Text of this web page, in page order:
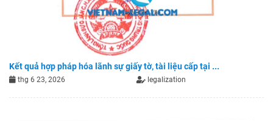
Kết quả hợp pháp hóa lãnh sự giấy tờ, tài liệu cấp tại ...
thg 6 23, 2026 legalization